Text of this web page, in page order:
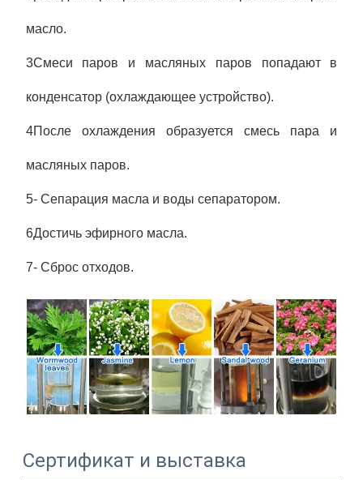
масло.
3Смеси паров и масляных паров попадают в
конденсатор (охлаждающее устройство).
4После охлаждения образуется смесь пара и
масляных паров.
5- Сепарация масла и воды сепаратором.
6Достичь эфирного масла.
7- Сброс отходов.
Сертификат и выставка